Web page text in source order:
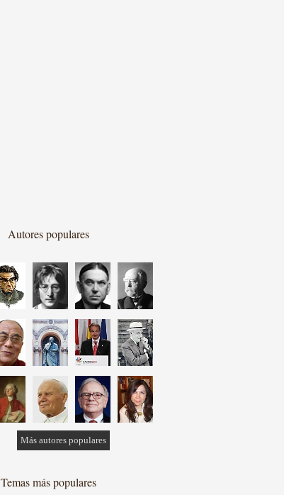
Autores populares
Más autores populares
Temas más populares